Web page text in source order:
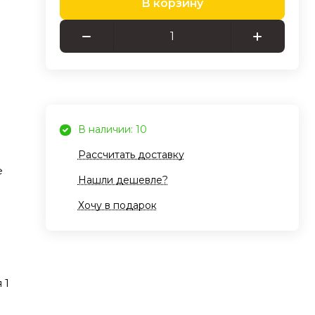
В корзину
В наличии: 10
Рассчитать доставку
Нашли дешевле?
Хочу в подарок